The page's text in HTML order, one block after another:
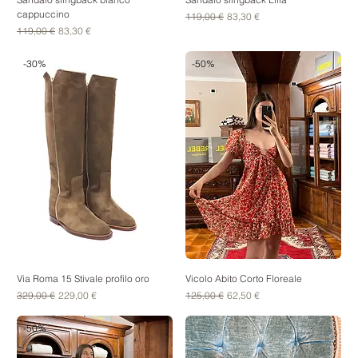
cappuccino
Prezzo regolare
119,00 € Prezzo scontato
83,30 €
Prezzo regolare
119,00 € Prezzo scontato
83,30 €
-30%
Via Roma 15 Stivale profilo oro
Prezzo regolare
329,00 € Prezzo scontato
229,00 €
-50%
Vicolo Abito Corto Floreale
Prezzo regolare
125,00 € Prezzo scontato
62,50 €
-50%